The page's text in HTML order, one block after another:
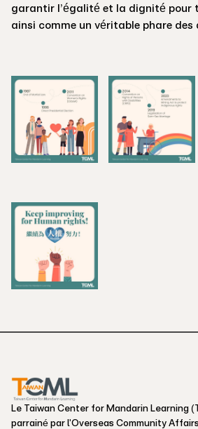
garantir l’égalité et la dignité pour
ainsi comme un véritable phare des
Le Taiwan Center for Mandarin Learning
parrainé par l'Overseas Community